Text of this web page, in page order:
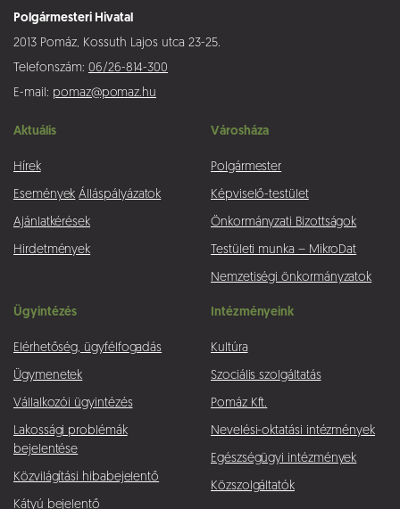
Polgármesteri Hivatal
2013 Pomáz, Kossuth Lajos utca 23-25.
Telefonszám: 06/26-814-300
E-mail: pomaz@pomaz.hu
Aktuális
Hírek
Események Álláspályázatok
Ajánlatkérések
Hirdetmények
Városháza
Polgármester
Képviselő-testület
Önkormányzati Bizottságok
Testületi munka – MikroDat
Nemzetiségi önkormányzatok
Ügyintézés
Elérhetőség, ügyfélfogadás
Ügymenetek
Vállalkozói ügyintézés
Lakossági problémák
bejelentése
Közvilágítási hibabejelentő
Kátyú bejelentő
Intézményeink
Kultúra
Szociális szolgáltatás
Pomáz Kft.
Nevelési-oktatási intézmények
Egészségügyi intézmények
Közszolgáltatók